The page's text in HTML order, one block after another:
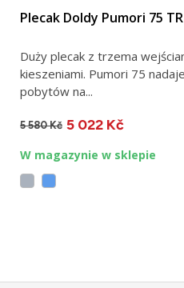
Plecak Doldy Pumori 75
Duży plecak z trzema
kieszeniami. Pumori 75
pobytów na...
5 580 Kč 5 022 Kč
W magazynie w sklepie